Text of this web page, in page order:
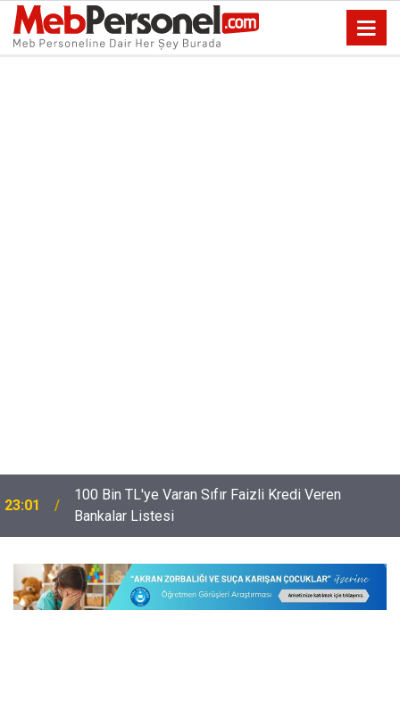
23:01
100 Bin TL'ye Varan Sıfır Faizli Kredi Veren
Bankalar Listesi